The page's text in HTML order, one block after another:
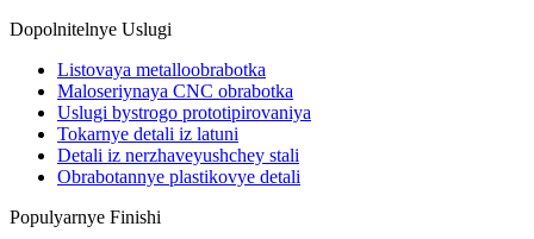
Dopolnitelnye Uslugi
Listovaya metalloobrabotka
Maloseriynaya CNC obrabotka
Uslugi bystrogo prototipirovaniya
Tokarnye detali iz latuni
Detali iz nerzhaveyushchey stali
Obrabotannye plastikovye detali
Populyarnye Finishi